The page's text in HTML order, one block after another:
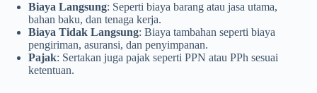
Biaya Langsung: Seperti biaya barang atau jasa utama,
bahan baku, dan tenaga kerja.
Biaya Tidak Langsung: Biaya tambahan seperti biaya
pengiriman, asuransi, dan penyimpanan.
Pajak: Sertakan juga pajak seperti PPN atau PPh sesuai
ketentuan.